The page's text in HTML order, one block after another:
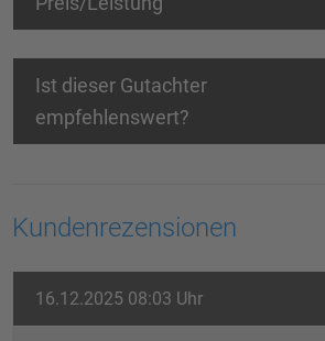
Ist dieser Gutachter
empfehlenswert?
Kundenrezensionen
16.12.2025 08:03 Uhr